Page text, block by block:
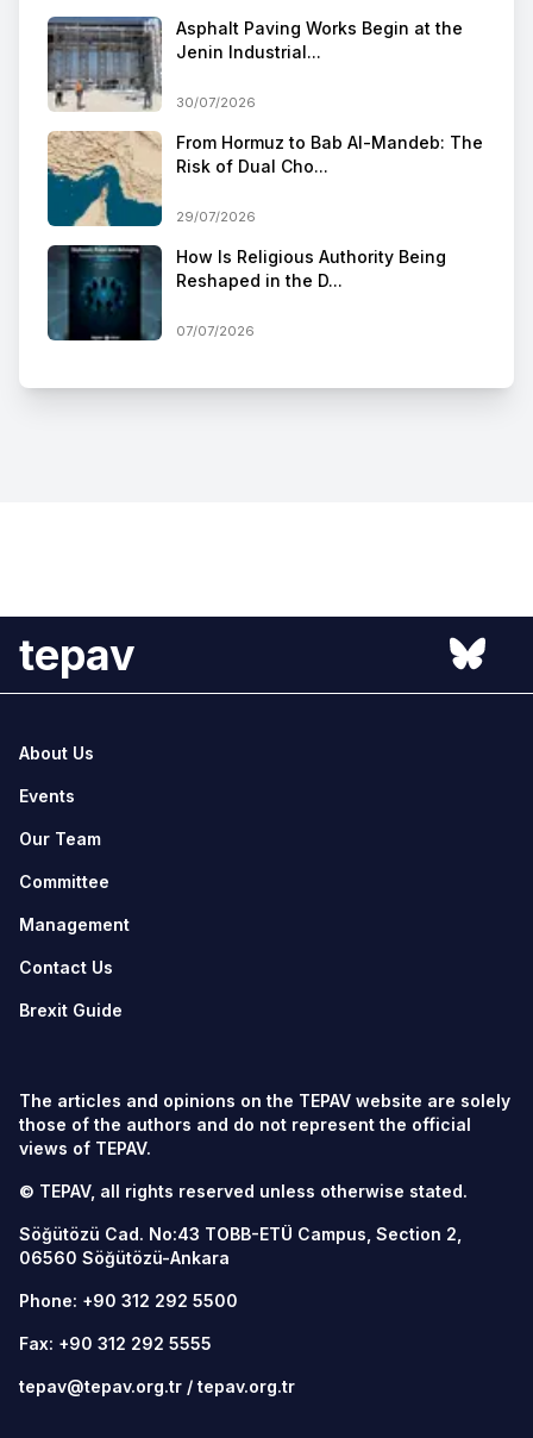
Asphalt Paving Works Begin at the
Jenin Industrial...
30/07/2026
From Hormuz to Bab Al-Mandeb: The
Risk of Dual Cho...
29/07/2026
How Is Religious Authority Being
Reshaped in the D...
07/07/2026
tepav
About Us
Events
Our Team
Committee
Management
Contact Us
Brexit Guide
The articles and opinions on the TEPAV website are solely
those of the authors and do not represent the official
views of TEPAV.
© TEPAV, all rights reserved unless otherwise stated.
Söğütözü Cad. No:43 TOBB-ETÜ Campus, Section 2,
06560 Söğütözü-Ankara
Phone: +90 312 292 5500
Fax: +90 312 292 5555
tepav@tepav.org.tr / tepav.org.tr